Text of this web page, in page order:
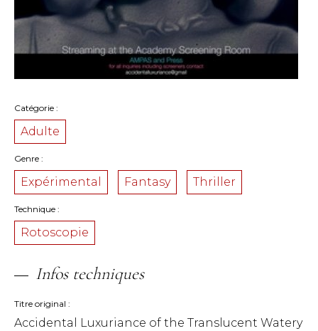
Catégorie
Adulte
Genre
Expérimental Fantasy Thriller
Technique
Rotoscopie
Infos techniques
Titre original
Accidental Luxuriance of the Translucent Watery